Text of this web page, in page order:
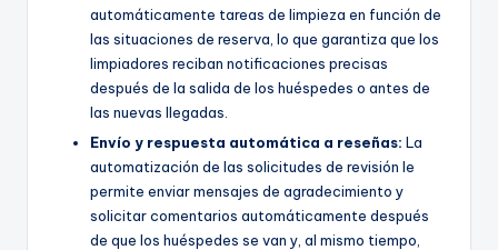
automáticamente tareas de limpieza en función de
las situaciones de reserva, lo que garantiza que los
limpiadores reciban notificaciones precisas
después de la salida de los huéspedes o antes de
las nuevas llegadas.
Envío y respuesta automática a reseñas: La
automatización de las solicitudes de revisión le
permite enviar mensajes de agradecimiento y
solicitar comentarios automáticamente después
de que los huéspedes se van y, al mismo tiempo,